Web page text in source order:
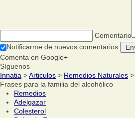
Comentario
Notificarme de nuevos comentarios
Comenta en Google+
Síguenos
Innatia >Articulos > Remedios Naturales >
Frases para la familia del alcohólico
Remedios
Adelgazar
Colesterol